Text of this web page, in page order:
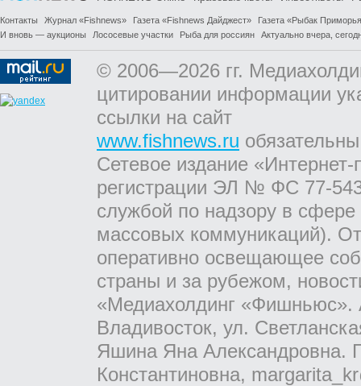
Контакты Журнал «Fishnews» Газета «Fishnews Дайджест»
Газета «Рыбак
И вновь — аукционы
Лососевые участки Рыба для россиян Актуально вчера,
© 2006—2026 гг.
цитировании информации
ссылки на сайт
www.fishnews.ru
Сетевое издание
регистрации ЭЛ № ФС 77-
службой по надзору в
массовых коммуникаций).
оперативно освещающее
страны и за рубежом,
«Медиахолдинг «Фишньюс».
Владивосток, ул.
Яшина Яна Александровна.
Константиновна,